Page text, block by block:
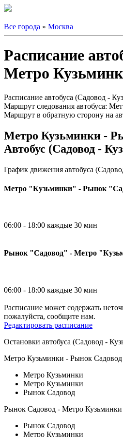
Все города » Москва
Расписание
Метро
Расписание автобуса (Садовод -
Маршрут следования автобуса:
Маршрут в обратную сторону на
Метро Кузьминки -
Автобус (Садовод -
График движения автобуса
Метро "Кузьминки" - Рынок
06:00 - 18:00 каждые 30 мин
Рынок "Садовод" - Метро
06:00 - 18:00 каждые 30 мин
Расписание может содержать
пожалуйста, сообщите нам.
Редактировать расписание
Остановки автобуса (Садовод -
Метро Кузьминки - Рынок Садовод
Метро Кузьминки
Метро Кузьминки
Рынок Садовод
Рынок Садовод - Метро Кузьминки
Рынок Садовод
Метро Кузьминки